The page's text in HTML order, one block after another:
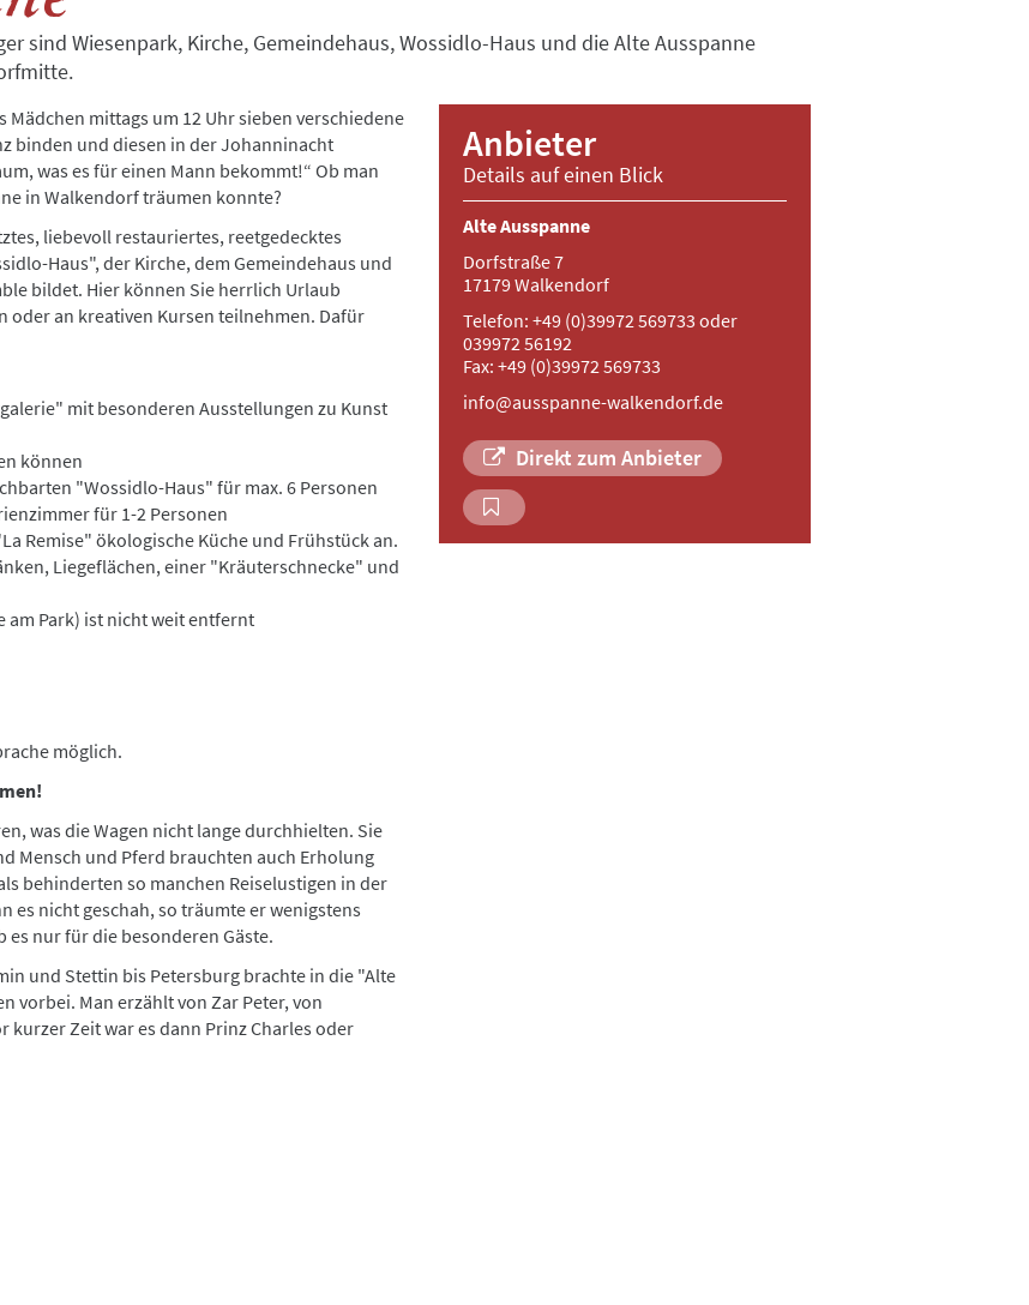
sind Wiesenpark, Kirche, Gemeindehaus, Wossidlo-Haus und die Alte Ausspanne
mittags um 12 Uhr sieben verschiedene
binden und diesen in der Johanninacht
was es für einen Mann bekommt!“ Ob man
in Walkendorf träumen konnte?
liebevoll restauriertes, reetgedecktes
Haus", der Kirche, dem Gemeindehaus und
bildet. Hier können Sie herrlich Urlaub
oder an kreativen Kursen teilnehmen. Dafür
mit besonderen Ausstellungen zu Kunst
können
"Wossidlo-Haus" für max. 6 Personen
für 1-2 Personen
Remise" ökologische Küche und Frühstück an.
Liegeflächen, einer "Kräuterschnecke" und
am Park) ist nicht weit entfernt
möglich.
was die Wagen nicht lange durchhielten. Sie
Mensch und Pferd brauchten auch Erholung
behinderten so manchen Reiselustigen in der
es nicht geschah, so träumte er wenigstens
es nur für die besonderen Gäste.
und Stettin bis Petersburg brachte in die "Alte
vorbei. Man erzählt von Zar Peter, von
kurzer Zeit war es dann Prinz Charles oder
Anbieter
Details auf einen Blick
Alte Ausspanne
Dorfstraße 7
17179 Walkendorf
Telefon: +49 (0)39972 569733 oder
039972 56192
Fax: +49 (0)39972 569733
info@ausspanne-walkendorf.de
Direkt zum Anbieter